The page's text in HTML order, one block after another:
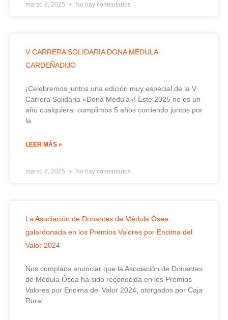
marzo 8, 2025 No hay comentarios
V CARRERA SOLIDARIA DONA MÉDULA
CARDEÑADIJO
¡Celebremos juntos una edición muy especial de la V
Carrera Solidaria «Dona Médula»! Este 2025 no es un
año cualquiera: cumplimos 5 años corriendo juntos por
la
LEER MÁS »
marzo 8, 2025 No hay comentarios
La Asociación de Donantes de Médula Ósea,
galardonada en los Premios Valores por Encima del
Valor 2024
Nos complace anunciar que la Asociación de Donantes
de Médula Ósea ha sido reconocida en los Premios
Valores por Encima del Valor 2024, otorgados por Caja
Rural